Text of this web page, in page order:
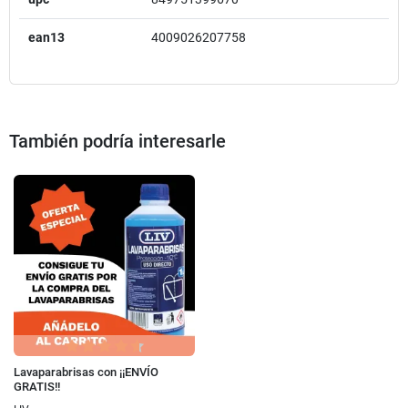
ean13 4009026207758
También podría interesarle
Lavaparabrisas con ¡¡ENVÍO
GRATIS!!